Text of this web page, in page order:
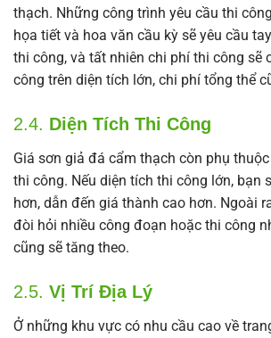
thạch. Những công trình yêu cầu thi
họa tiết và hoa văn cầu kỳ sẽ yêu cầu
thi công, và tất nhiên chi phí thi công sẽ
công trên diện tích lớn, chi phí tổng thể
2.4. Diện Tích Thi Công
Giá sơn giả đá cẩm thạch còn phụ
thi công. Nếu diện tích thi công lớn, bạn
hơn, dẫn đến giá thành cao hơn. Ngoài
đòi hỏi nhiều công đoạn hoặc thi công
cũng sẽ tăng theo.
2.5. Vị Trí Địa Lý
Ở những khu vực có nhu cầu cao về